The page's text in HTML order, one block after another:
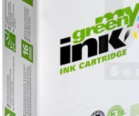
Sie das Medium 0 im